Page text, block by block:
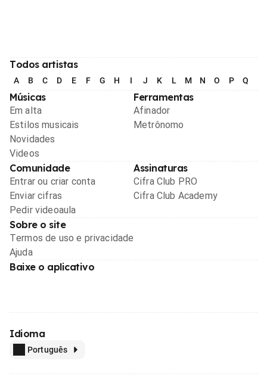
Todos artistas
A B C D E F G H I J K L M N O P Q
Músicas
Em alta
Estilos musicais
Novidades
Videos
Ferramentas
Afinador
Metrônomo
Comunidade
Entrar ou criar conta
Enviar cifras
Pedir videoaula
Assinaturas
Cifra Club PRO
Cifra Club Academy
Sobre o site
Termos de uso e privacidade
Ajuda
Baixe o aplicativo
Idioma
Português